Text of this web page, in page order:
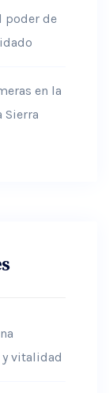
poder de
en la
Sierra
vitalidad